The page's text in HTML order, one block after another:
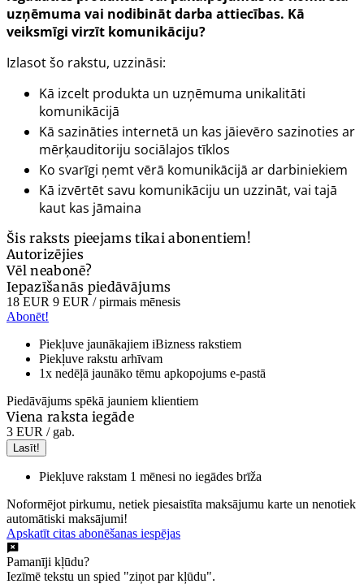
uzņēmuma vai nodibināt darba attiecības. Kā
veiksmīgi virzīt komunikāciju?
Izlasot šo rakstu, uzzināsi:
Kā izcelt produkta un uzņēmuma unikalitāti
komunikācijā
Kā sazināties internetā un kas jāievēro sazinoties ar
mērķauditoriju sociālajos tīklos
Ko svarīgi ņemt vērā komunikācijā ar darbiniekiem
Kā izvērtēt savu komunikāciju un uzzināt, vai tajā
kaut kas jāmaina
Šis raksts pieejams tikai abonentiem!
Autorizējies
Vēl neabonē?
Iepazīšanās piedāvājums
18 EUR 9 EUR / pirmais mēnesis
Abonēt!
Piekļuve jaunākajiem iBizness rakstiem
Piekļuve rakstu arhīvam
1x nedēļā jaunāko tēmu apkopojums e-pastā
Piedāvājums spēkā jauniem klientiem
Viena raksta iegāde
3 EUR / gab.
Lasīt!
Piekļuve rakstam 1 mēnesi no iegādes brīža
Noformējot pirkumu, netiek piesaistīta maksājumu karte un nenotiek
automātiski maksājumi!
Apskatīt citas abonēšanas iespējas
Pamanīji kļūdu?
Iezīmē tekstu un spied "ziņot par kļūdu".